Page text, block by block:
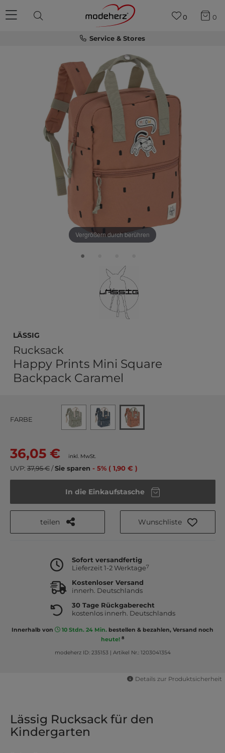
Service & Stores
0 0
Vergrößern durch berühren
Lässig
Rucksack
Happy Prints Mini Square
Backpack Caramel
FARBE
36,05 € inkl. MwSt.
UVP: 37,95 €/Sie sparen - 5% ( 1,90 € )
In die Einkaufstasche
teilen Wunschliste
Sofort versandfertig
Lieferzeit 1-2 Werktage7
Kostenloser Versand
innerh. Deutschlands
30 Tage Rückgaberecht
kostenlos innerh. Deutschlands
Innerhalb von 10 Stdn. 24 Min. bestellen & bezahlen, Versand noch
heute! 8
modeherz ID: 235153 | Artikel Nr.: 1203041354
Details zur Produktsicherheit
Lässig Rucksack für den
Kindergarten